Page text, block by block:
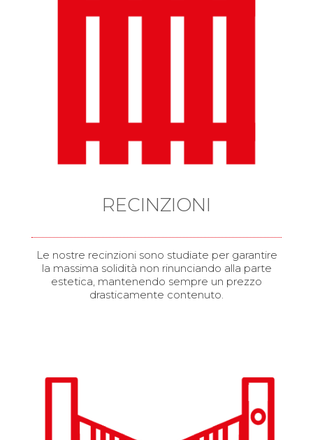
RECINZIONI
Le nostre recinzioni sono studiate per garantire
la massima solidità non rinunciando alla parte
estetica, mantenendo sempre un prezzo
drasticamente contenuto.